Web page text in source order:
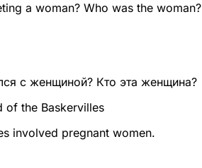
a woman? Who was the woman?
с женщиной? Кто эта женщина?
of the Baskervilles
involved pregnant women.